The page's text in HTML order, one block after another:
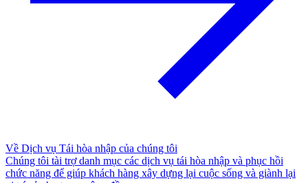
Về Dịch vụ Tái hòa nhập của chúng tôi
Chúng tôi tài trợ danh mục các dịch vụ tái hòa nhập và phục hồi
chức năng để giúp khách hàng xây dựng lại cuộc sống và giành lại